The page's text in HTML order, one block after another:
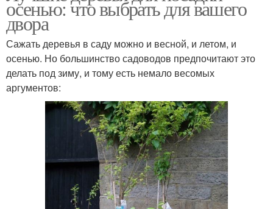
осенью: что выбрать для вашего
двора
Сажать деревья в саду можно и весной, и летом, и
осенью. Но большинство садоводов предпочитают это
делать под зиму, и тому есть немало весомых
аргументов: